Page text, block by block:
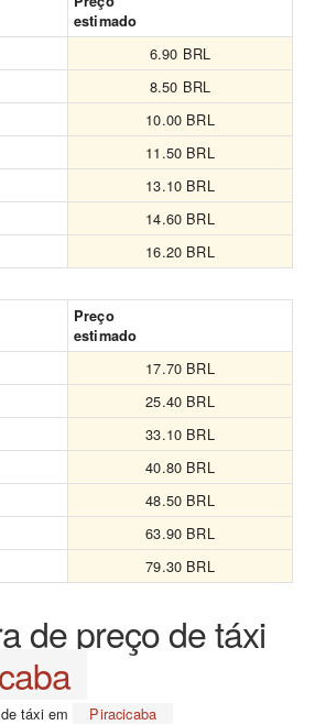
estimado
6.90 BRL
8.50 BRL
10.00 BRL
11.50 BRL
13.10 BRL
14.60 BRL
16.20 BRL
Preço
estimado
17.70 BRL
25.40 BRL
33.10 BRL
40.80 BRL
48.50 BRL
63.90 BRL
79.30 BRL
de preço de táxi
táxi em Piracicaba